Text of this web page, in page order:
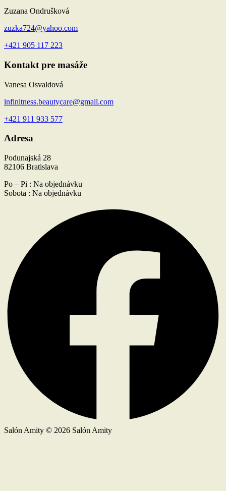
Zuzana Ondrušková
zuzka724@yahoo.com
+421 905 117 223
Kontakt pre masáže
Vanesa Osvaldová
infinitness.beautycare@gmail.com
+421 911 933 577
Adresa
Podunajská 28
82106 Bratislava
Po – Pi : Na objednávku
Sobota : Na objednávku
Salón Amity © 2026 Salón Amity